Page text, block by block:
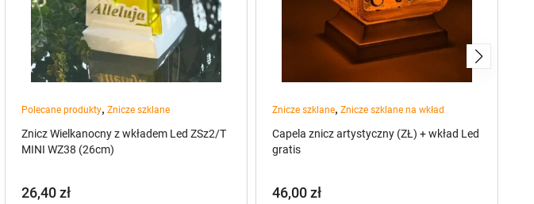
Polecane produkty, Znicze szklane
Znicz Wielkanocny z wkładem Led ZSz2/T
MINI WZ38 (26cm)
26,40zł
Znicze szklane, Znicze szklane na wkład
Capela znicz artystyczny (ZŁ) + wkład Led
gratis
46,00zł